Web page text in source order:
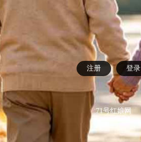
注册 登录
71号红娘网